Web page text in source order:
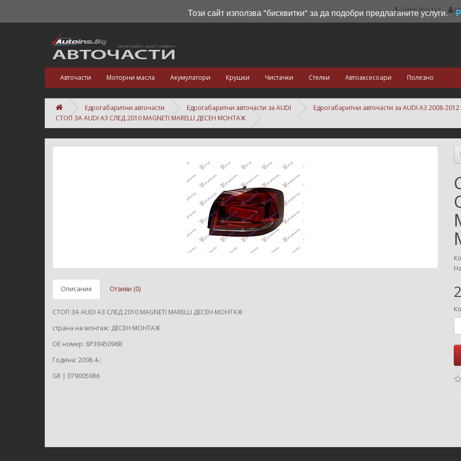
0886 958 111
Авточасти Моторни масла Акумулатори Крушки Чистачки Стелки Автоаксесоари Полезно
Едрогабаритни авточасти Едрогабаритни авточасти за AUDI
Едрогабаритни авточасти за AUDI A3 2008-2012
СТОП ЗА AUDI A3 СЛЕД 2010 MAGNETI MARELLI ДЕСЕН МОНТАЖ
Описание Отзиви (0)
СТОП ЗА AUDI A3 СЛЕД 2010 MAGNETI MARELLI ДЕСЕН МОНТАЖ
страна на монтаж: ДЕСЕН МОНТАЖ
ОЕ номер: 8P3945096B
Година: 2008.4-;
GR | 079005986
Този сайт използва "бисквитки" за да подобри предлаганите услуги.